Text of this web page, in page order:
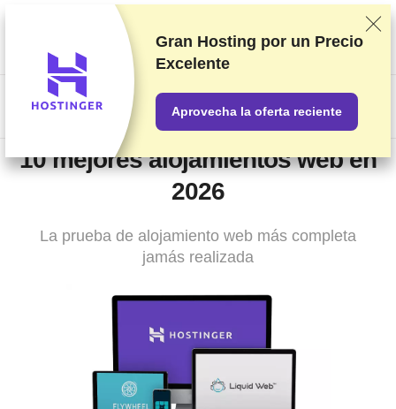
Clasificamos los servicios a partir de pruebas y análisis
exhaustivos, aunque también tenemos en cuenta tus opiniones y
nuestros acuerdos comerciales con los proveedores. Esta página
contiene enlaces de afiliados.Información acerca de la publicidad
10 mejores alojamientos web en
2026
La prueba de alojamiento web más completa
jamás realizada
Gran Hosting por un Precio
Excelente
Aprovecha la oferta reciente